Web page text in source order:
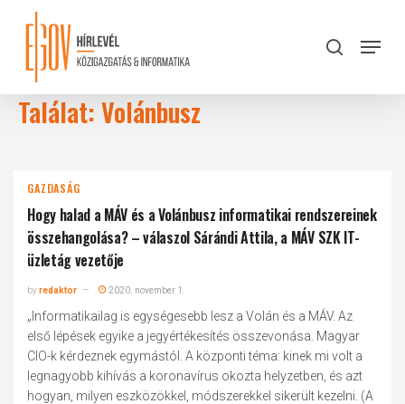
content
search
Menu
Találat: Volánbusz
GAZDASÁG
Hogy halad a MÁV és a Volánbusz informatikai rendszereinek
összehangolása? – válaszol Sárándi Attila, a MÁV SZK IT-
üzletág vezetője
byredaktor 2020. november 1.
„Informatikailag is egységesebb lesz a Volán és a MÁV. Az
első lépések egyike a jegyértékesítés összevonása. Magyar
CIO-k kérdeznek egymástól. A központi téma: kinek mi volt a
legnagyobb kihívás a koronavírus okozta helyzetben, és azt
hogyan, milyen eszközökkel, módszerekkel sikerült kezelni. (A
Close